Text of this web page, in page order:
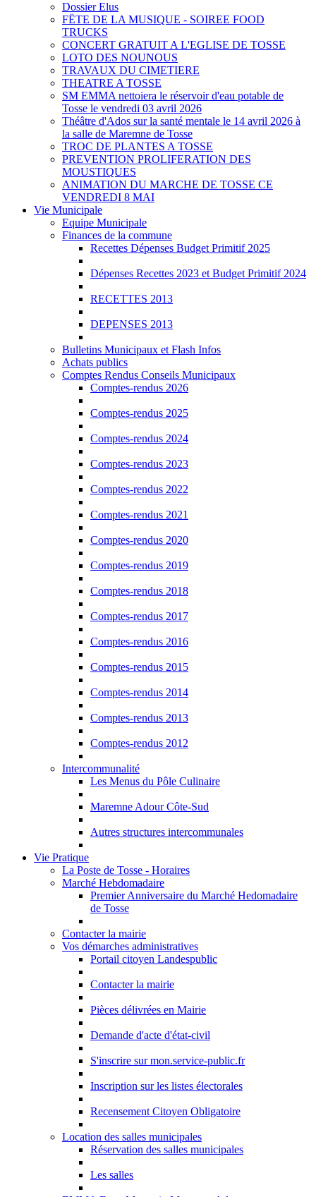
Dossier Elus
FËTE DE LA MUSIQUE - SOIREE FOOD
TRUCKS
CONCERT GRATUIT A L'EGLISE DE TOSSE
LOTO DES NOUNOUS
TRAVAUX DU CIMETIERE
THEATRE A TOSSE
SM EMMA nettoiera le réservoir d'eau potable de
Tosse le vendredi 03 avril 2026
Théâtre d'Ados sur la santé mentale le 14 avril 2026 à
la salle de Maremne de Tosse
TROC DE PLANTES A TOSSE
PREVENTION PROLIFERATION DES
MOUSTIQUES
ANIMATION DU MARCHE DE TOSSE CE
VENDREDI 8 MAI
Vie Municipale
Equipe Municipale
Finances de la commune
Recettes Dépenses Budget Primitif 2025
Dépenses Recettes 2023 et Budget Primitif 2024
RECETTES 2013
DEPENSES 2013
Bulletins Municipaux et Flash Infos
Achats publics
Comptes Rendus Conseils Municipaux
Comptes-rendus 2026
Comptes-rendus 2025
Comptes-rendus 2024
Comptes-rendus 2023
Comptes-rendus 2022
Comptes-rendus 2021
Comptes-rendus 2020
Comptes-rendus 2019
Comptes-rendus 2018
Comptes-rendus 2017
Comptes-rendus 2016
Comptes-rendus 2015
Comptes-rendus 2014
Comptes-rendus 2013
Comptes-rendus 2012
Intercommunalité
Les Menus du Pôle Culinaire
Maremne Adour Côte-Sud
Autres structures intercommunales
Vie Pratique
La Poste de Tosse - Horaires
Marché Hebdomadaire
Premier Anniversaire du Marché Hedomadaire
de Tosse
Contacter la mairie
Vos démarches administratives
Portail citoyen Landespublic
Contacter la mairie
Pièces délivrées en Mairie
Demande d'acte d'état-civil
S'inscrire sur mon.service-public.fr
Inscription sur les listes électorales
Recensement Citoyen Obligatoire
Location des salles municipales
Réservation des salles municipales
Les salles